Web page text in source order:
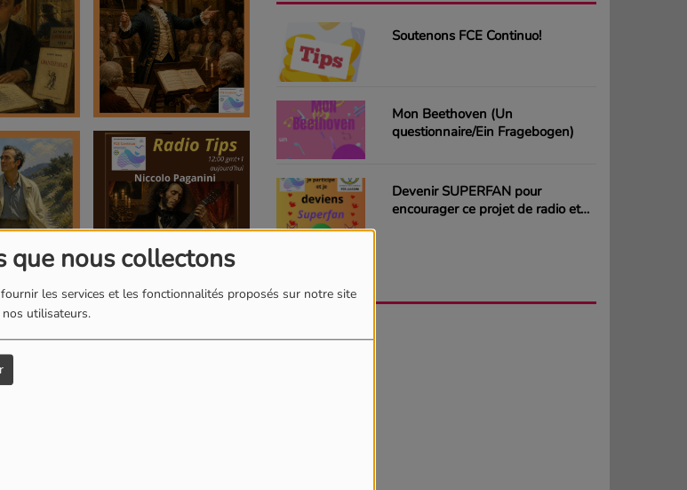
que nous collectons
les services et les fonctionnalités proposés sur notre site
utilisateurs.
Soutenons FCE Continuo!
Mon Beethoven (Un
questionnaire/Ein Fragebogen)
Devenir SUPERFAN pour
encourager ce projet de radio et
AGENDA